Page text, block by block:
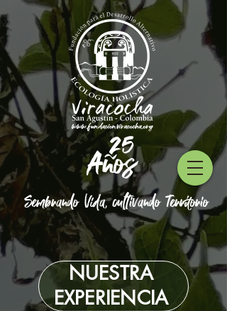
25
Años
Sembrando Vida, cultivando Territorio
NUESTRA
EXPERIENCIA